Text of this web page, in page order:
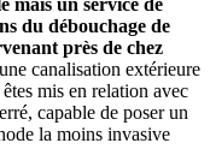
mais un service de
du débouchage de
près de chez
canalisation extérieure
mis en relation avec
capable de poser un
la moins invasive